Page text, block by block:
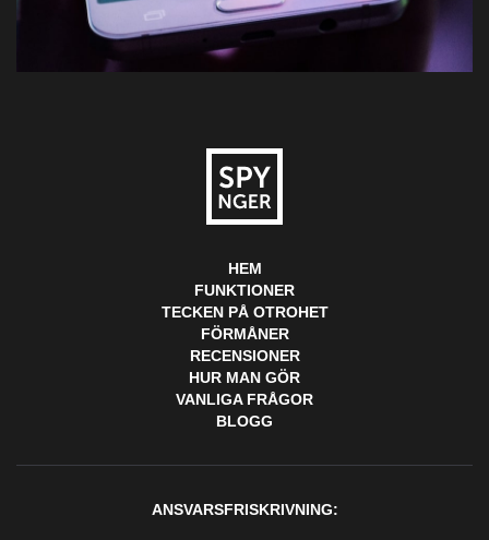
HEM
FUNKTIONER
TECKEN PÅ OTROHET
FÖRMÅNER
RECENSIONER
HUR MAN GÖR
VANLIGA FRÅGOR
BLOGG
ANSVARSFRISKRIVNING: